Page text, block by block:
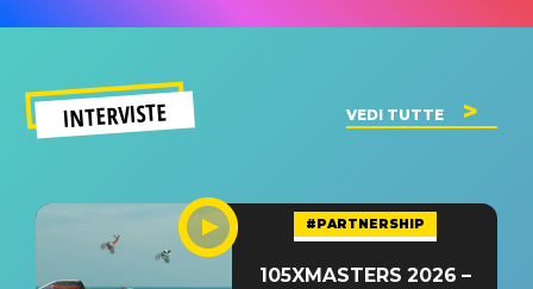
INTERVISTE VEDI TUTTE
#PARTNERSHIP
105XMASTERS 2026 –